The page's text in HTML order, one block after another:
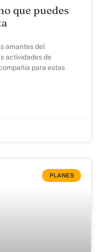
que puedes
amantes del
actividades de
para estas
PLANES